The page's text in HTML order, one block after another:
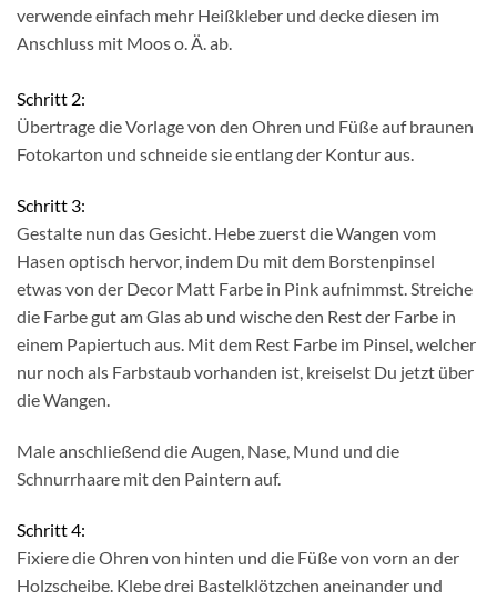
verwende einfach mehr Heißkleber und decke diesen im
Anschluss mit Moos o. Ä. ab.
Schritt 2:
Übertrage die Vorlage von den Ohren und Füße auf braunen
Fotokarton und schneide sie entlang der Kontur aus.
Schritt 3:
Gestalte nun das Gesicht. Hebe zuerst die Wangen vom
Hasen optisch hervor, indem Du mit dem Borstenpinsel
etwas von der Decor Matt Farbe in Pink aufnimmst. Streiche
die Farbe gut am Glas ab und wische den Rest der Farbe in
einem Papiertuch aus. Mit dem Rest Farbe im Pinsel, welcher
nur noch als Farbstaub vorhanden ist, kreiselst Du jetzt über
die Wangen.
Male anschließend die Augen, Nase, Mund und die
Schnurrhaare mit den Paintern auf.
Schritt 4:
Fixiere die Ohren von hinten und die Füße von vorn an der
Holzscheibe. Klebe drei Bastelklötzchen aneinander und